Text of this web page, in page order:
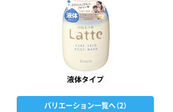
バリエーション一覧へ（2）